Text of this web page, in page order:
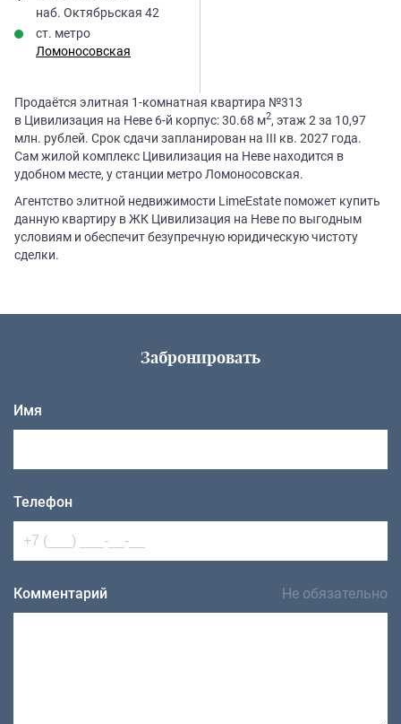
наб. Октябрьская 42
ст. метро
Ломоносовская
Продаётся элитная 1-комнатная квартира №313
в Цивилизация на Неве 6-й корпус: 30.68 м2, этаж 2 за 10,97
млн. рублей. Срок сдачи запланирован на III кв. 2027 года.
Сам жилой комплекс Цивилизация на Неве находится в
удобном месте, у станции метро Ломоносовская.
Агентство элитной недвижимости LimeEstate поможет купить
данную квартиру в ЖК Цивилизация на Неве по выгодным
условиям и обеспечит безупречную юридическую чистоту
сделки.
Забронировать
Имя
Телефон
Комментарий Не обязательно